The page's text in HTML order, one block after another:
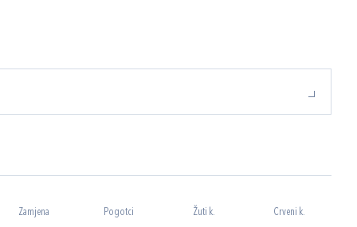
Zamjena Pogotci Žuti k. Crveni k.